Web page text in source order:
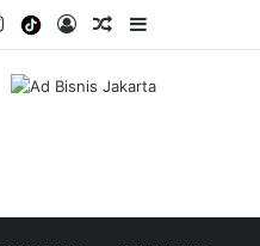
InstagramTiktokLog InShuffle Berita